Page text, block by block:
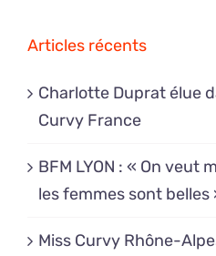
Articles récents
Charlotte Duprat élue
Curvy France
BFM LYON : « On veut
les femmes sont belles
Miss Curvy Rhône-